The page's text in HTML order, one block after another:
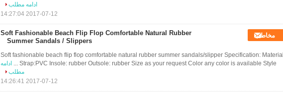
ادامه مطلب
2017-07-12 14:27:04
Soft Fashionable Beach Flip Flop Comfortable Natural Rubber
Summer Sandals / Slippers
مخاطب
Soft fashionable beach flip flop comfortable natural rubber summer sandals/slipper Specification: Material
Strap:PVC Insole: rubber Outsole: rubber Size as your request Color any color is available Style ...
ادامه
مطلب
2017-07-12 14:26:41